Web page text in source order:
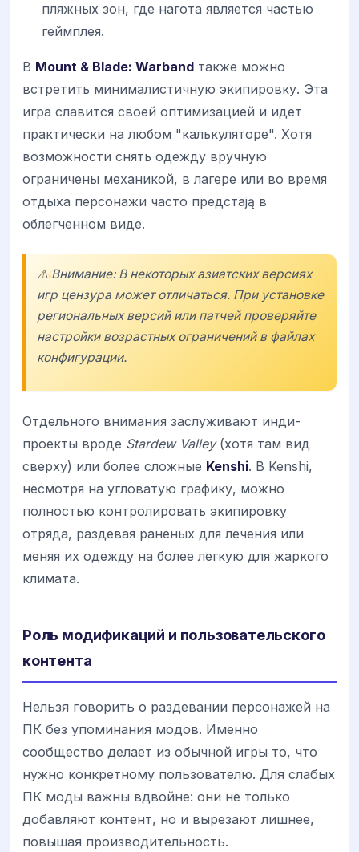
пляжных зон, где нагота является частью
геймплея.
В Mount & Blade: Warband также можно
встретить минималистичную экипировку. Эта
игра славится своей оптимизацией и идет
практически на любом "калькуляторе". Хотя
возможности снять одежду вручную
ограничены механикой, в лагере или во время
отдыха персонажи часто предстają в
облегченном виде.
⚠️ Внимание: В некоторых азиатских версиях
игр цензура может отличаться. При установке
региональных версий или патчей проверяйте
настройки возрастных ограничений в файлах
конфигурации.
Отдельного внимания заслуживают инди-
проекты вроде Stardew Valley(хотя там вид
сверху) или более сложные Kenshi. В Kenshi,
несмотря на угловатую графику, можно
полностью контролировать экипировку
отряда, раздевая раненых для лечения или
меняя их одежду на более легкую для жаркого
климата.
Роль модификаций и пользовательского
контента
Нельзя говорить о раздевании персонажей на
ПК без упоминания модов. Именно
сообщество делает из обычной игры то, что
нужно конкретному пользователю. Для слабых
ПК моды важны вдвойне: они не только
добавляют контент, но и вырезают лишнее,
повышая производительность.